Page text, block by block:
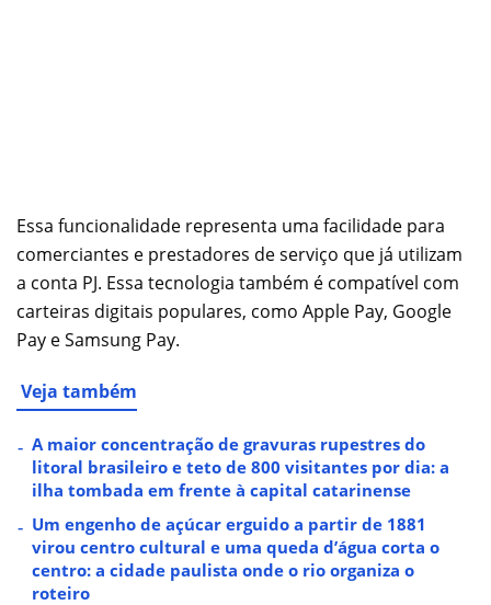
Essa funcionalidade representa uma facilidade para
comerciantes e prestadores de serviço que já utilizam
a conta PJ. Essa tecnologia também é compatível com
carteiras digitais populares, como Apple Pay, Google
Pay e Samsung Pay.
Veja também
A maior concentração de gravuras rupestres do
litoral brasileiro e teto de 800 visitantes por dia: a
ilha tombada em frente à capital catarinense
Um engenho de açúcar erguido a partir de 1881
virou centro cultural e uma queda d’água corta o
centro: a cidade paulista onde o rio organiza o
roteiro